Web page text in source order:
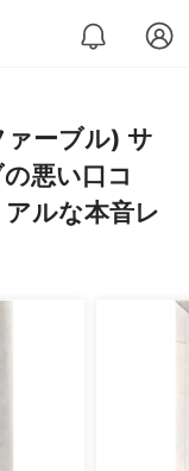
ァーブル) サ
悪い口コ
ルな本音レ